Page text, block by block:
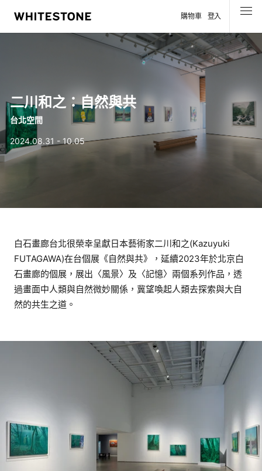
購物車 登入
二川和之：自然與共
台北空間
2024.08.31 - 10.05
白石畫廊台北很榮幸呈獻日本藝術家二川和之(Kazuyuki
FUTAGAWA)在台個展《自然與共》，延續2023年於北京白
石畫廊的個展，展出〈風景〉及〈記憶〉兩個系列作品，透
過畫面中人類與自然微妙關係，冀望喚起人類去探索與大自
然的共生之道。